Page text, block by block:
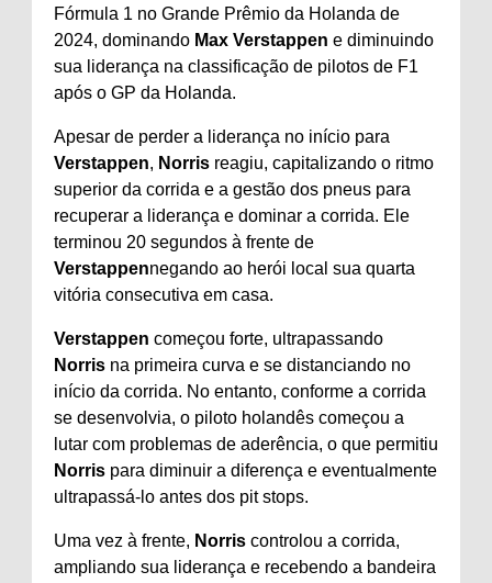
Fórmula 1 no Grande Prêmio da Holanda de
2024, dominando Max Verstappen e diminuindo
sua liderança na classificação de pilotos de F1
após o GP da Holanda.
Apesar de perder a liderança no início para
Verstappen, Norris reagiu, capitalizando o ritmo
superior da corrida e a gestão dos pneus para
recuperar a liderança e dominar a corrida. Ele
terminou 20 segundos à frente de
Verstappennegando ao herói local sua quarta
vitória consecutiva em casa.
Verstappen começou forte, ultrapassando
Norris na primeira curva e se distanciando no
início da corrida. No entanto, conforme a corrida
se desenvolvia, o piloto holandês começou a
lutar com problemas de aderência, o que permitiu
Norris para diminuir a diferença e eventualmente
ultrapassá-lo antes dos pit stops.
Uma vez à frente, Norris controlou a corrida,
ampliando sua liderança e recebendo a bandeira